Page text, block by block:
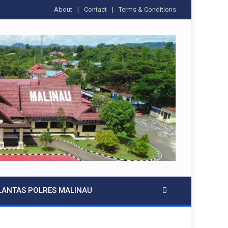
About Contact Terms & Conditions
POLRES MALINAU